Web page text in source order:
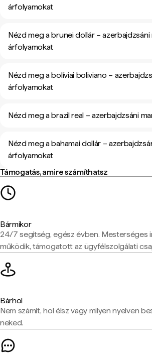
árfolyamokat
Nézd meg a brunei dollár – azerbajdzsáni
árfolyamokat
Nézd meg a bolíviai boliviano –
árfolyamokat
Nézd meg a brazil real – azerbajdzsáni
Nézd meg a bahamai dollár –
árfolyamokat
Támogatás, amire számíthatsz
Bármikor
24/7 segítség, egész évben. Mesterséges
működik, támogatott az ügyfélszolgálati
Bárhol
Nem számít, hol élsz vagy milyen nyelven
neked.